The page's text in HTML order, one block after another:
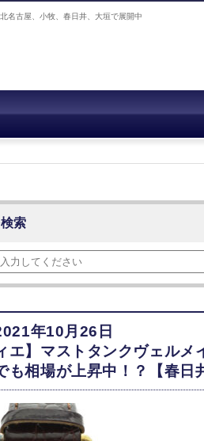
名古屋、小牧、春日井、大垣で展開中
索
年10月26日
エ】マストタンクヴェル
も相場が上昇中！？【春日